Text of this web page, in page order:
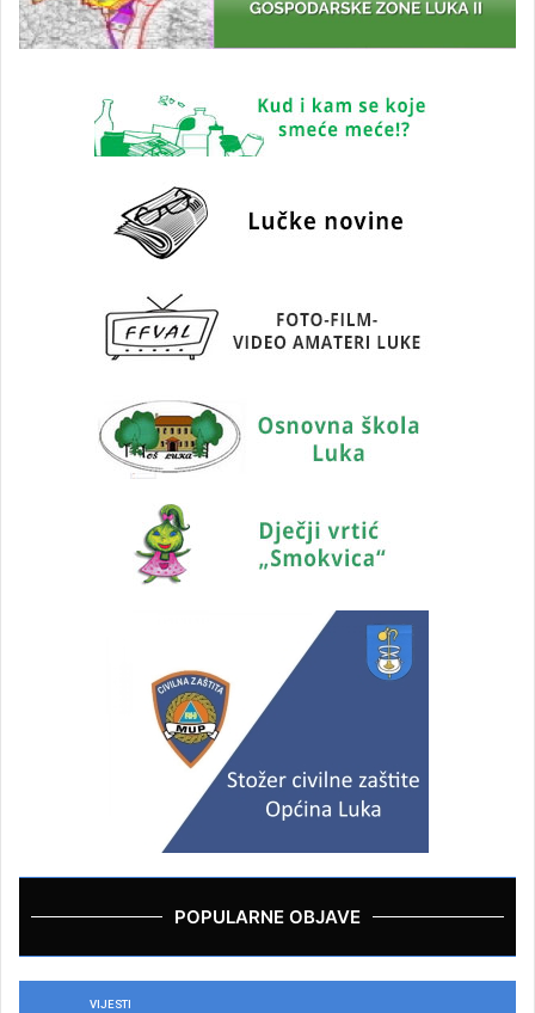
POPULARNE OBJAVE
VIJESTI